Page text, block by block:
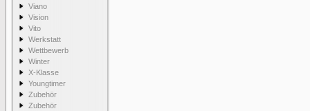
Viano
Vision
Vito
Werkstatt
Wettbewerb
Winter
X-Klasse
Youngtimer
Zubehör
Zubehör